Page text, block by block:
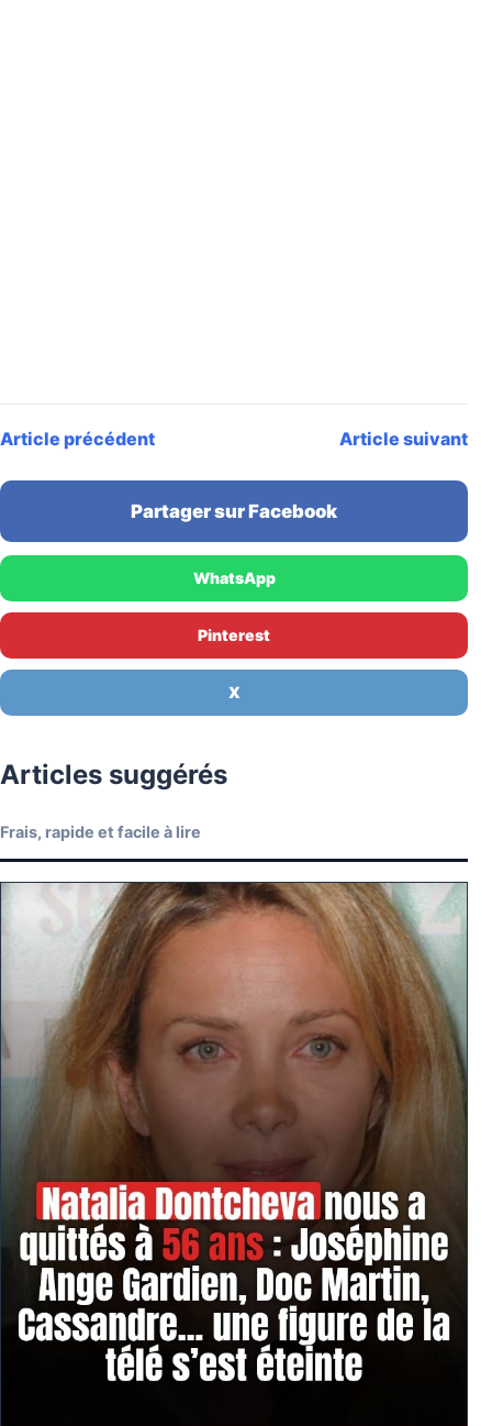
Article précédent Article suivant
Partager sur Facebook
WhatsApp
Pinterest
X
Articles suggérés
Frais, rapide et facile à lire